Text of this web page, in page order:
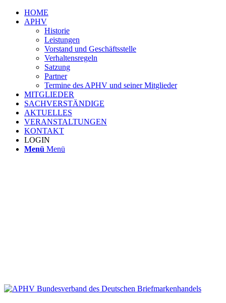
HOME
APHV
Historie
Leistungen
Vorstand und Geschäftsstelle
Verhaltensregeln
Satzung
Partner
Termine des APHV und seiner Mitglieder
MITGLIEDER
SACHVERSTÄNDIGE
AKTUELLES
VERANSTALTUNGEN
KONTAKT
LOGIN
Menü Menü